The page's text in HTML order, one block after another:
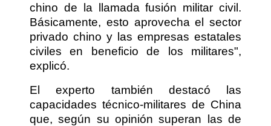
chino de la llamada fusión militar civil.
Básicamente, esto aprovecha el sector
privado chino y las empresas estatales
civiles en beneficio de los militares",
explicó.
El experto también destacó las
capacidades técnico-militares de China
que, según su opinión superan las de